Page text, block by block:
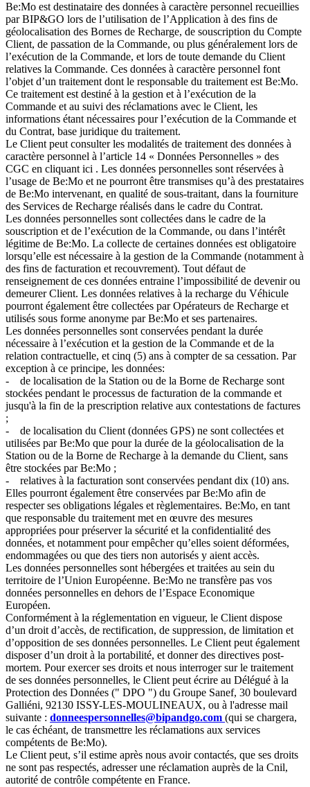
Be:Mo est destinataire des données à caractère personnel recueillies
par BIP&GO lors de l’utilisation de l’Application à des fins de
géolocalisation des Bornes de Recharge, de souscription du Compte
Client, de passation de la Commande, ou plus généralement lors de
l’exécution de la Commande, et lors de toute demande du Client
relatives la Commande. Ces données à caractère personnel font
l’objet d’un traitement dont le responsable du traitement est Be:Mo.
Ce traitement est destiné à la gestion et à l’exécution de la
Commande et au suivi des réclamations avec le Client, les
informations étant nécessaires pour l’exécution de la Commande et
du Contrat, base juridique du traitement.
Le Client peut consulter les modalités de traitement des données à
caractère personnel à l’article 14 « Données Personnelles » des
CGC en cliquant ici . Les données personnelles sont réservées à
l’usage de Be:Mo et ne pourront être transmises qu’à des prestataires
de Be:Mo intervenant, en qualité de sous-traitant, dans la fourniture
des Services de Recharge réalisés dans le cadre du Contrat.
Les données personnelles sont collectées dans le cadre de la
souscription et de l’exécution de la Commande, ou dans l’intérêt
légitime de Be:Mo. La collecte de certaines données est obligatoire
lorsqu’elle est nécessaire à la gestion de la Commande (notamment à
des fins de facturation et recouvrement). Tout défaut de
renseignement de ces données entraine l’impossibilité de devenir ou
demeurer Client. Les données relatives à la recharge du Véhicule
pourront également être collectées par Opérateurs de Recharge et
utilisés sous forme anonyme par Be:Mo et ses partenaires.
Les données personnelles sont conservées pendant la durée
nécessaire à l’exécution et la gestion de la Commande et de la
relation contractuelle, et cinq (5) ans à compter de sa cessation. Par
exception à ce principe, les données:
- de localisation de la Station ou de la Borne de Recharge sont
stockées pendant le processus de facturation de la commande et
jusqu'à la fin de la prescription relative aux contestations de factures
;
- de localisation du Client (données GPS) ne sont collectées et
utilisées par Be:Mo que pour la durée de la géolocalisation de la
Station ou de la Borne de Recharge à la demande du Client, sans
être stockées par Be:Mo ;
- relatives à la facturation sont conservées pendant dix (10) ans.
Elles pourront également être conservées par Be:Mo afin de
respecter ses obligations légales et règlementaires. Be:Mo, en tant
que responsable du traitement met en œuvre des mesures
appropriées pour préserver la sécurité et la confidentialité des
données, et notamment pour empêcher qu’elles soient déformées,
endommagées ou que des tiers non autorisés y aient accès.
Les données personnelles sont hébergées et traitées au sein du
territoire de l’Union Européenne. Be:Mo ne transfère pas vos
données personnelles en dehors de l’Espace Economique
Européen.
Conformément à la réglementation en vigueur, le Client dispose
d’un droit d’accès, de rectification, de suppression, de limitation et
d’opposition de ses données personnelles. Le Client peut également
disposer d’un droit à la portabilité, et donner des directives post-
mortem. Pour exercer ses droits et nous interroger sur le traitement
de ses données personnelles, le Client peut écrire au Délégué à la
Protection des Données (" DPO ") du Groupe Sanef, 30 boulevard
Galliéni, 92130 ISSY-LES-MOULINEAUX, ou à l'adresse mail
suivante : donneespersonnelles@bipandgo.com (qui se chargera,
le cas échéant, de transmettre les réclamations aux services
compétents de Be:Mo).
Le Client peut, s’il estime après nous avoir contactés, que ses droits
ne sont pas respectés, adresser une réclamation auprès de la Cnil,
autorité de contrôle compétente en France.